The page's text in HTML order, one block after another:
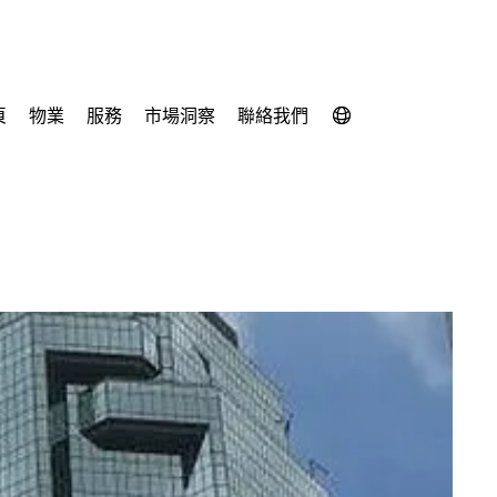
物業 服務 市場洞察 聯絡我們